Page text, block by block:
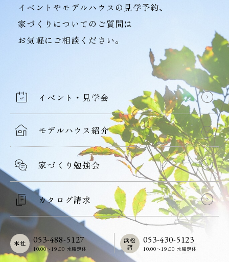
イベントやモデルハウスの見学予約、
家づくりについてのご質問は
お気軽にご相談ください。
イベント・見学会
モデルハウス紹介
家づくり勉強会
カタログ請求
053-488-5127
10:00〜19:00 水曜定休
本社 053-430-5123
10:00〜19:00 水曜定休
浜松
店